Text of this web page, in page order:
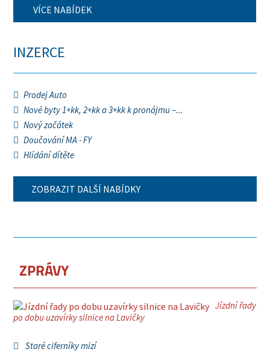
VÍCE NABÍDEK
INZERCE
Prodej Auto
Nové byty 1+kk, 2+kk a 3+kk k pronájmu –...
Nový začátek
Doučování MA - FY
Hlídání dítěte
ZOBRAZIT DALŠÍ NABÍDKY
ZPRÁVY
Jízdní řady
po dobu uzavírky silnice na Lavičky
Staré ciferníky mizí